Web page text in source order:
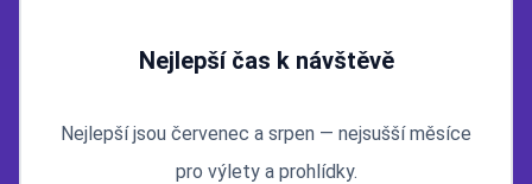
Nejlepší čas k návštěvě
Nejlepší jsou červenec a srpen — nejsušší měsíce
pro výlety a prohlídky.